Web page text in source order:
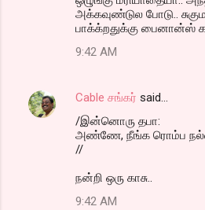
அக்கவுண்டுல போடு..
பாக்க்றதுக்கு பைனான்ஸ்
9:42 AM
Cable சங்கர் said…
/இன்னொரு தபா:
அண்ணே, நீங்க ரொம்ப
//
நன்றி ஒரு காசு..
9:42 AM